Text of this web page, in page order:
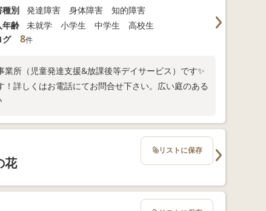
種別
発達障害 身体障害 知的障害
年齢
未就学 小学生 中学生 高校生
グ
8件
所（児童発達支援&放課後等デイサービス）です✨
詳しくはお電話にてお問合せ下さい。広い庭のある
花
リストに保存